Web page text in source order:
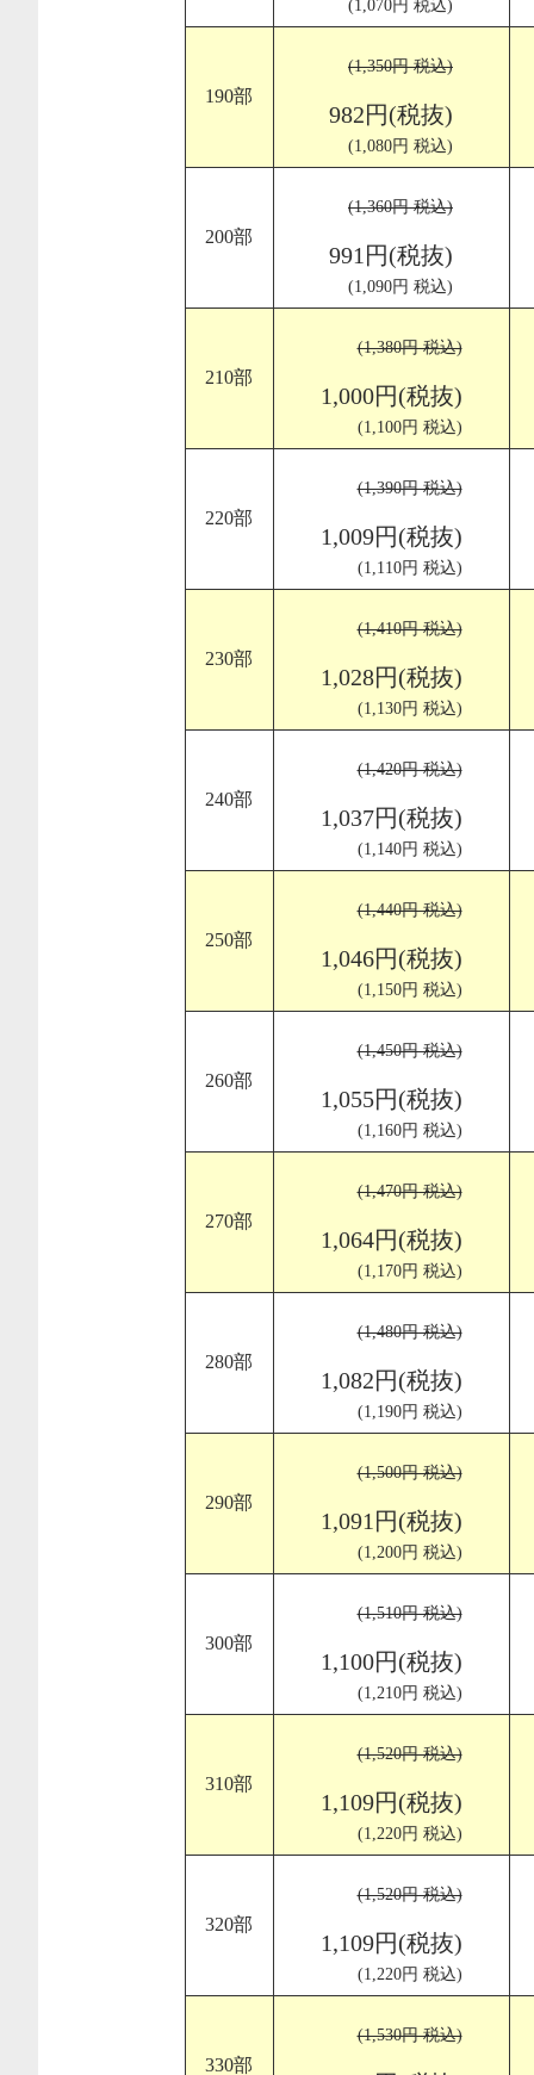
(1,070円 税込)
190部
(1,350円 税込)
982円(税抜)
(1,080円 税込)
200部
(1,360円 税込)
991円(税抜)
(1,090円 税込)
210部
(1,380円 税込)
1,000円(税抜)
(1,100円 税込)
220部
(1,390円 税込)
1,009円(税抜)
(1,110円 税込)
230部
(1,410円 税込)
1,028円(税抜)
(1,130円 税込)
240部
(1,420円 税込)
1,037円(税抜)
(1,140円 税込)
250部
(1,440円 税込)
1,046円(税抜)
(1,150円 税込)
260部
(1,450円 税込)
1,055円(税抜)
(1,160円 税込)
270部
(1,470円 税込)
1,064円(税抜)
(1,170円 税込)
280部
(1,480円 税込)
1,082円(税抜)
(1,190円 税込)
290部
(1,500円 税込)
1,091円(税抜)
(1,200円 税込)
300部
(1,510円 税込)
1,100円(税抜)
(1,210円 税込)
310部
(1,520円 税込)
1,109円(税抜)
(1,220円 税込)
320部
(1,520円 税込)
1,109円(税抜)
(1,220円 税込)
330部
(1,530円 税込)